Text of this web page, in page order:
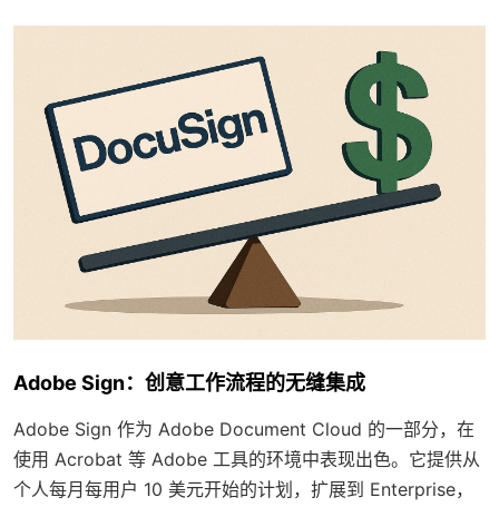
Adobe Sign：创意工作流程的无缝集成
Adobe Sign 作为 Adobe Document Cloud 的一部分，在
使用 Acrobat 等 Adobe 工具的环境中表现出色。它提供从
个人每月每用户 10 美元开始的计划，扩展到 Enterprise，